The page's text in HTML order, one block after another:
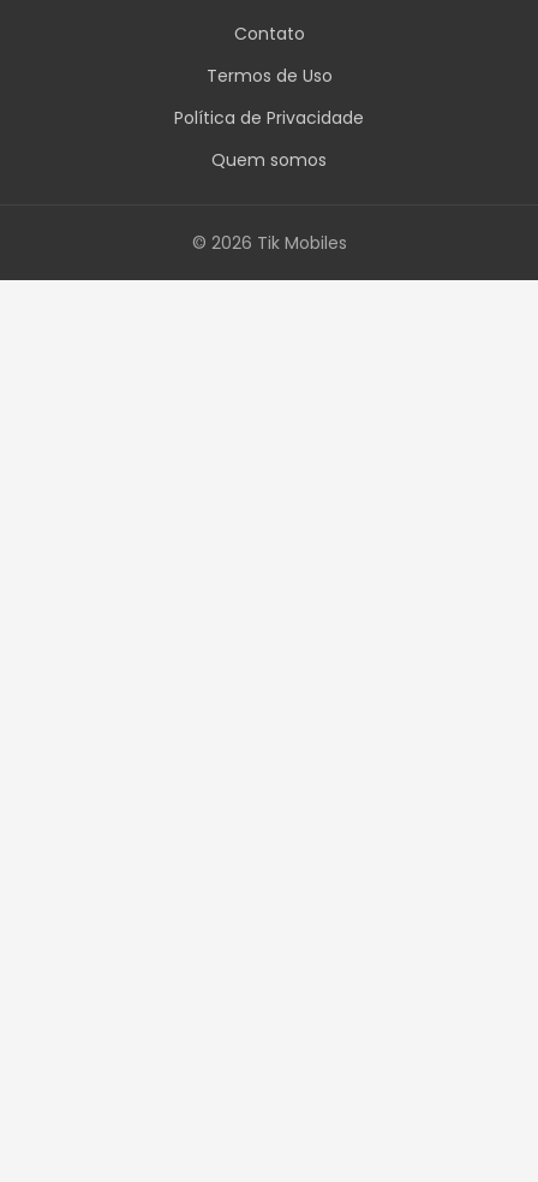
Contato
Termos de Uso
Política de Privacidade
Quem somos
© 2026 Tik Mobiles